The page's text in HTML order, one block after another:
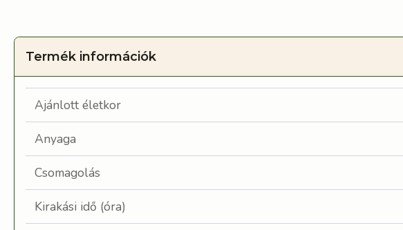
Termék információk
Ajánlott életkor
Anyaga
Csomagolás
Kirakási idő (óra)